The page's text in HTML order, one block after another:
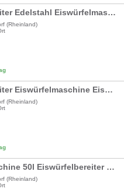
Eiswürfelbereiter Edelstahl Eiswürfelmaschine 100 W Eisbereiter 12 kg in 24 h 2 Würfelgrößen
(Rheinland)
Eiswürfelbereiter Eiswürfelmaschine Eismaschine 180 Eiswürfel/Stunde 15 kg Speicher 45 kg/24 h
(Rheinland)
Eiswürfelmaschine 50l Eiswürfelbereiter Eiswürfel Maschine 200 Eiswürfel/Stunde 50 kg/24 Std Gastro
(Rheinland)